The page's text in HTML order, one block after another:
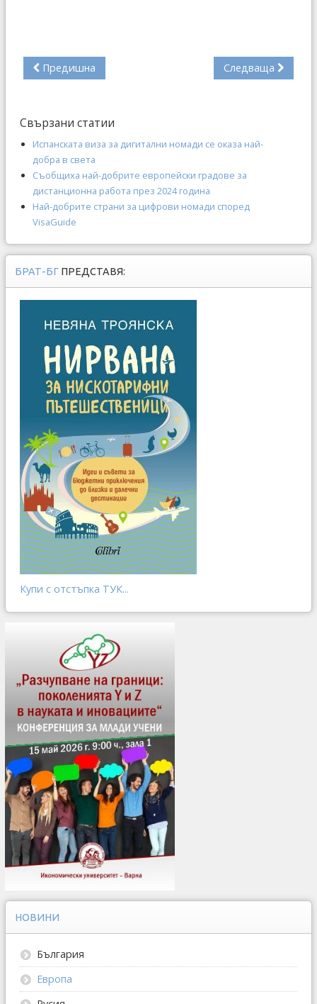
Предишна Следваща
Свързани статии
Испанската виза за дигитални номади се оказа най-
добра в света
Съобщиха най-добрите европейски градове за
дистанционна работа през 2024 година
Най-добрите страни за цифрови номади според
VisaGuide
БРАТ-БГ ПРЕДСТАВЯ:
Купи с отстъпка ТУК...
НОВИНИ
България
Европа